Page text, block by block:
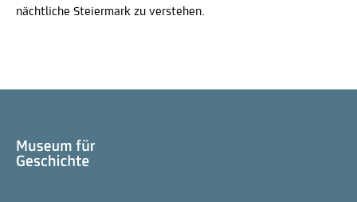
nächtliche Steiermark zu verstehen.